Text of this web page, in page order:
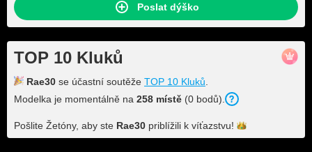
Poslat dýško
TOP 10 Kluků
Rae30 se účastní soutěže TOP 10 Kluků
Modelka je momentálně na 258 místě (0 bodů).
Pošlite Žetóny, aby ste Rae30 priblížili k víťazstvu!